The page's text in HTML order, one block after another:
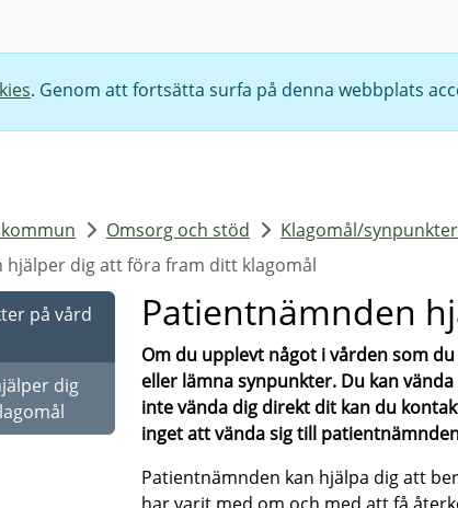
. Genom att fortsätta surfa på denna webbplats
Omsorg och stöd
Klagomål/
hjälper dig att föra fram ditt klagomål
på vård
dig
Patientnämnden
Om du upplevt något i vården som
eller lämna synpunkter. Du kan
inte vända dig direkt dit kan du
inget att vända sig till
Patientnämnden kan hjälpa dig att